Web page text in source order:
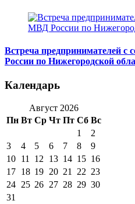
Встреча предпринимателей
России по Нижегородской
Календарь
Август 2026
Пн Вт Ср Чт Пт Сб Вс
1
2
3
4 5 6 7 8
9
10 11 12 13 14 15 16
17 18 19 20 21 22 23
24 25 26 27 28 29 30
31